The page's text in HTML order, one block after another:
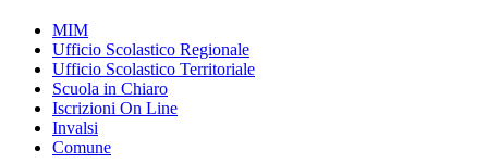
MIM
Ufficio Scolastico Regionale
Ufficio Scolastico Territoriale
Scuola in Chiaro
Iscrizioni On Line
Invalsi
Comune